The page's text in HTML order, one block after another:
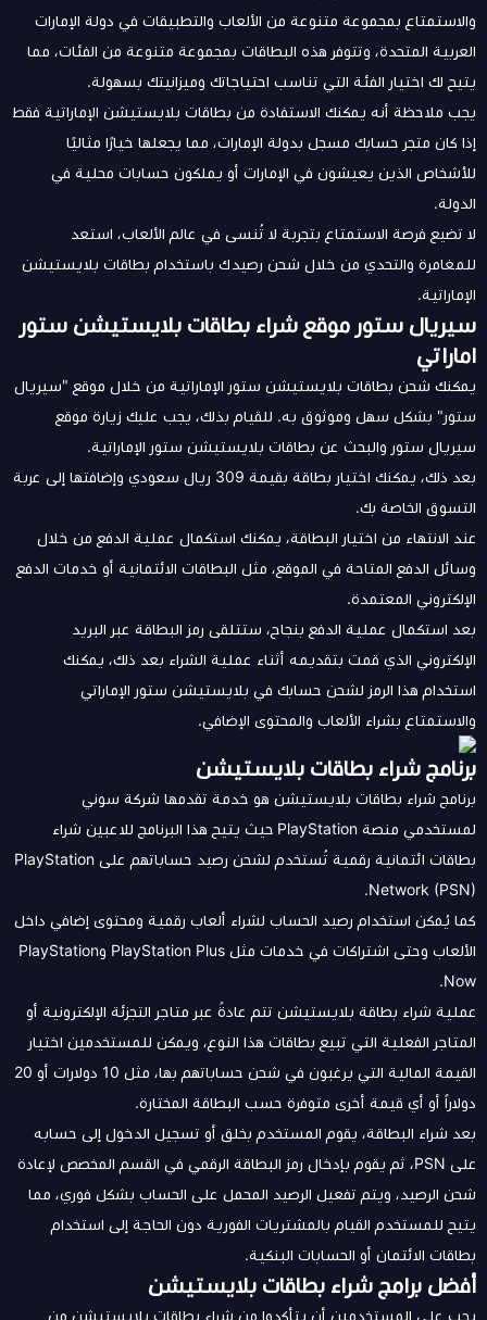
والاستمتاع بمجموعة متنوعة من الألعاب والتطبيقات في دولة الإمارات
العربية المتحدة، وتتوفر هذه البطاقات بمجموعة متنوعة من الفئات، مما
يتيح لك اختيار الفئة التي تناسب احتياجاتك وميزانيتك بسهولة.
يجب ملاحظة أنه يمكنك الاستفادة من بطاقات بلايستيشن الإماراتية فقط
إذا كان متجر حسابك مسجل بدولة الإمارات، مما يجعلها خيارًا مثاليًا
للأشخاص الذين يعيشون في الإمارات أو يملكون حسابات محلية في
الدولة.
لا تضيع فرصة الاستمتاع بتجربة لا تُنسى في عالم الألعاب، استعد
للمغامرة والتحدي من خلال شحن رصيدك باستخدام بطاقات بلايستيشن
الإماراتية.
سيريال ستور موقع شراء بطاقات بلايستيشن ستور
اماراتي
يمكنك شحن بطاقات بلايستيشن ستور الإماراتية من خلال موقع "سيريال
ستور" بشكل سهل وموثوق به. للقيام بذلك، يجب عليك زيارة موقع
سيريال ستور والبحث عن بطاقات بلايستيشن ستور الإماراتية.
بعد ذلك، يمكنك اختيار بطاقة بقيمة 309 ريال سعودي وإضافتها إلى عربة
التسوق الخاصة بك.
عند الانتهاء من اختيار البطاقة، يمكنك استكمال عملية الدفع من خلال
وسائل الدفع المتاحة في الموقع، مثل البطاقات الائتمانية أو خدمات الدفع
الإلكتروني المعتمدة.
بعد استكمال عملية الدفع بنجاح، ستتلقى رمز البطاقة عبر البريد
الإلكتروني الذي قمت بتقديمه أثناء عملية الشراء بعد ذلك، يمكنك
استخدام هذا الرمز لشحن حسابك في بلايستيشن ستور الإماراتي
والاستمتاع بشراء الألعاب والمحتوى الإضافي.
برنامج شراء بطاقات بلايستيشن
برنامج شراء بطاقات بلايستيشن هو خدمة تقدمها شركة سوني
لمستخدمي منصة PlayStation حيث يتيح هذا البرنامج للاعبين شراء
بطاقات ائتمانية رقمية تُستخدم لشحن رصيد حساباتهم على PlayStation
Network (PSN).
كما يُمكن استخدام رصيد الحساب لشراء ألعاب رقمية ومحتوى إضافي داخل
الألعاب وحتى اشتراكات في خدمات مثل PlayStation Plus وPlayStation
Now.
عملية شراء بطاقة بلايستيشن تتم عادةً عبر متاجر التجزئة الإلكترونية أو
المتاجر الفعلية التي تبيع بطاقات هذا النوع، ويمكن للمستخدمين اختيار
القيمة المالية التي يرغبون في شحن حساباتهم بها، مثل 10 دولارات أو 20
دولاراً أو أي قيمة أخرى متوفرة حسب البطاقة المختارة.
بعد شراء البطاقة، يقوم المستخدم بخلق أو تسجيل الدخول إلى حسابه
على PSN، ثم يقوم بإدخال رمز البطاقة الرقمي في القسم المخصص لإعادة
شحن الرصيد، ويتم تفعيل الرصيد المحمل على الحساب بشكل فوري، مما
يتيح للمستخدم القيام بالمشتريات الفورية دون الحاجة إلى استخدام
بطاقات الائتمان أو الحسابات البنكية.
أفضل برامج شراء بطاقات بلايستيشن
يجب على المستخدمين أن يتأكدوا من شراء بطاقات بلايستيشن من